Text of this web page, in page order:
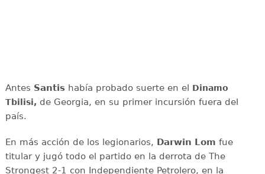
Antes Santishabía probado suerte en el Dinamo
Tbilisi, de Georgia, en su primer incursión fuera del
país.
En más acción de los legionarios, Darwin Lom fue
titular y jugó todo el partido en la derrota de The
Strongest 2-1 con Independiente Petrolero, en la